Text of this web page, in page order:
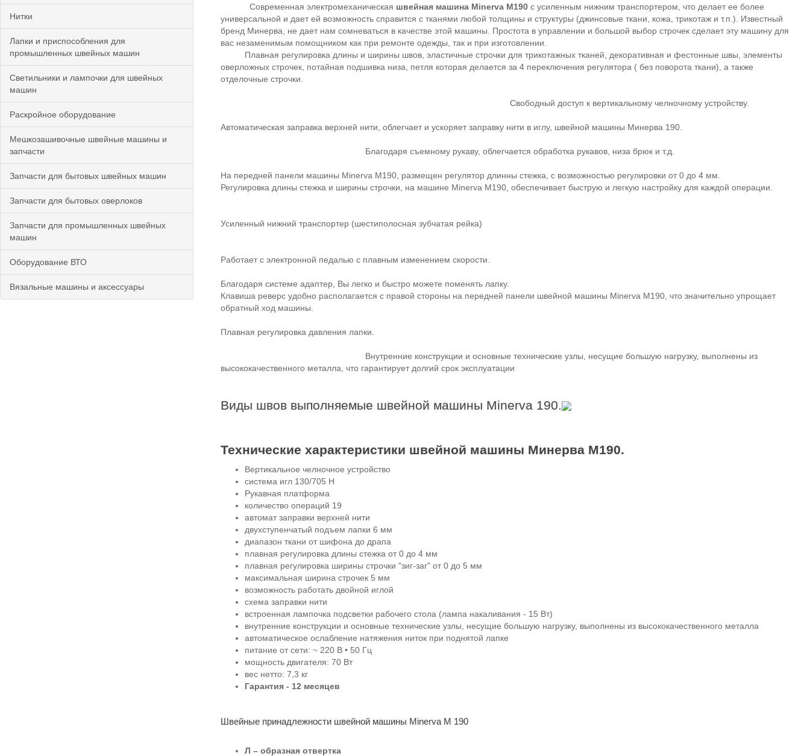
Нитки
Лапки и приспособления для
промышленных швейных машин
Светильники и лампочки для швейных
машин
Раскройное оборудование
Мешкозашивочные швейные машины и
запчасти
Запчасти для бытовых швейных машин
Запчасти для бытовых оверлоков
Запчасти для промышленных швейных
машин
Оборудование ВТО
Вязальные машины и аксессуары
Современная электромеханическая швейная машина Minerva M190 с усиленным нижним транспортером, что делает ее более
универсальной и дает ей возможность справится с тканями любой толщины и структуры (джинсовые ткани, кожа, трикотаж и т.п.). Известный
бренд Минерва, не дает нам сомневаться в качестве этой машины. Простота в управлении и большой выбор строчек сделает эту машину для
вас незаменимым помощником как при ремонте одежды, так и при изготовлении.
Плавная регулировка длины и ширины швов, эластичные строчки для трикотажных тканей, декоративная и фестонные швы, элементы
оверложных строчек, потайная подшивка низа, петля которая делается за 4 переключения регулятора ( без поворота ткани), а также
отделочные строчки.
Свободный доступ к вертикальному челночному устройству.
Автоматическая заправка верхней нити, облегчает и ускоряет заправку нити в иглу, швейной машины Минерва 190.
Благодаря съемному рукаву, облегчается обработка рукавов, низа брюк и т.д.
На передней панели машины Minerva M190, размещен регулятор длинны стежка, с возможностью регулировки от 0 до 4 мм.
Регулировка длины стежка и ширины строчки, на машине Minerva M190, обеспечивает быструю и легкую настройку для каждой операции.
Усиленный нижний транспортер (шестиполосная зубчатая рейка)
Работает с электронной педалью с плавным изменением скорости.
Благодаря системе адаптер, Вы легко и быстро можете поменять лапку.
Клавиша реверс удобно располагается с правой стороны на передней панели швейной машины Minerva M190, что значительно упрощает
обратный ход машины.
Плавная регулировка давления лапки.
Внутренние конструкции и основные технические узлы, несущие большую нагрузку, выполнены из
высококачественного металла, что гарантирует долгий срок эксплуатации
Виды швов выполняемые швейной машины Minerva 190.
Технические характеристики швейной машины Минерва M190.
Вертикальное челночное устройство
система игл 130/705 Н
Рукавная платформа
количество операций 19
автомат заправки верхней нити
двухступенчатый подъем лапки 6 мм
диапазон ткани от шифона до драпа
плавная регулировка длины стежка от 0 до 4 мм
плавная регулировка ширины строчки "зиг-заг" от 0 до 5 мм
максимальная ширина строчек 5 мм
возможность работать двойной иглой
схема заправки нити
встроенная лампочка подсветки рабочего стола (лампа накаливания - 15 Вт)
внутренние конструкции и основные технические узлы, несущие большую нагрузку, выполнены из высококачественного металла
автоматическое ослабление натяжения ниток при поднятой лапке
питание от сети: ~ 220 В • 50 Гц
мощность двигателя: 70 Вт
вес нетто: 7,3 кг
Гарантия - 12 месяцев
Швейные принадлежности швейной машины Minerva M 190
Л – образная отвертка